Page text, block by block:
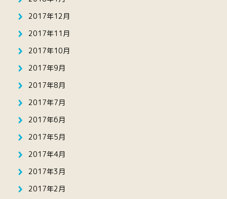
2017年12月
2017年11月
2017年10月
2017年9月
2017年8月
2017年7月
2017年6月
2017年5月
2017年4月
2017年3月
2017年2月